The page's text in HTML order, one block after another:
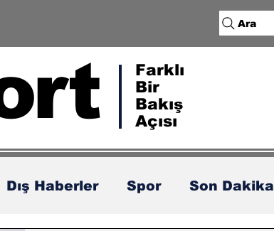
Ara
Farklı
Bir
Bakış
Açısı
Dış Haberler Spor Son Dakika